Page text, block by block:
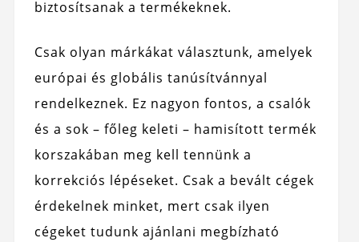
biztosítsanak a termékeknek.
Csak olyan márkákat választunk, amelyek
európai és globális tanúsítvánnyal
rendelkeznek. Ez nagyon fontos, a csalók
és a sok – főleg keleti – hamisított termék
korszakában meg kell tennünk a
korrekciós lépéseket. Csak a bevált cégek
érdekelnek minket, mert csak ilyen
cégeket tudunk ajánlani megbízható